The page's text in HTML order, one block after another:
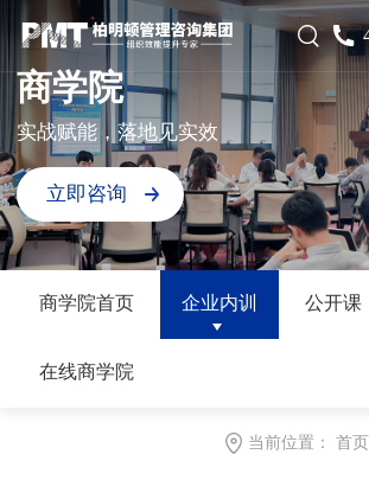
商学院
实战赋能，落地见实效
立即咨询
商学院首页 企业内训 公开课
在线商学院
当前位置： 首页